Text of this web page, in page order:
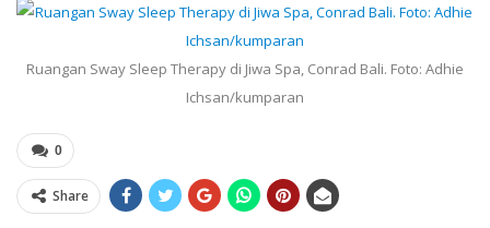
Ruangan Sway Sleep Therapy di Jiwa Spa, Conrad Bali. Foto: Adhie
Ichsan/kumparan
0
Share